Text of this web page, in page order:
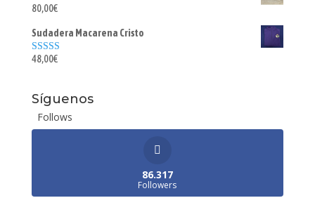
Valorado con
80,00€
Sudadera Macarena Cristo
Valorado con
48,00€
Síguenos
Follows
86.317
Followers